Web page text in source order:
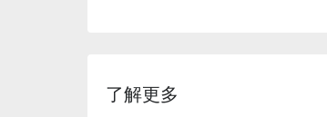
了解更多